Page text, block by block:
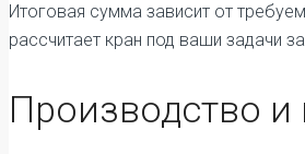
Итоговая сумма зависит от
рассчитает кран под ваши задачи
Производство